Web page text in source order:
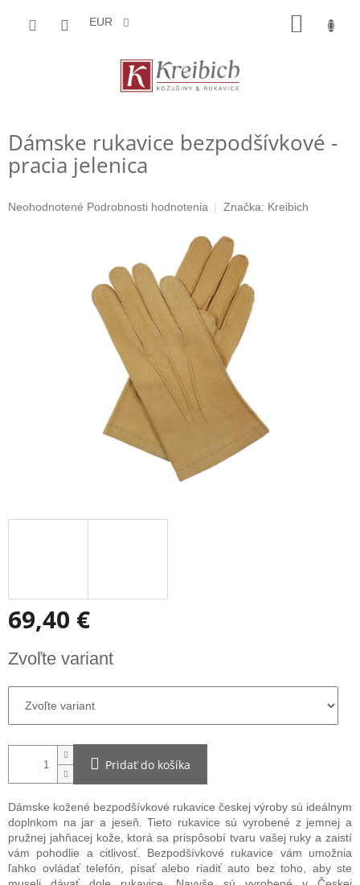
EUR
Dámske rukavice bezpodšívkové -
pracia jelenica
Priemerné
Neohodnotené Podrobnosti hodnotenia Značka: Kreibich
69,40 €
cena:
Zvoľte variant
Pridať do košíka
Dámske kožené bezpodšívkové rukavice českej výroby sú ideálnym
doplnkom na jar a jeseň. Tieto rukavice sú vyrobené z jemnej a
pružnej jahňacej kože, ktorá sa prispôsobí tvaru vašej ruky a zaistí
vám pohodlie a citlivosť. Bezpodšívkové rukavice vám umožnia
ľahko ovládať telefón, písať alebo riadiť auto bez toho, aby ste